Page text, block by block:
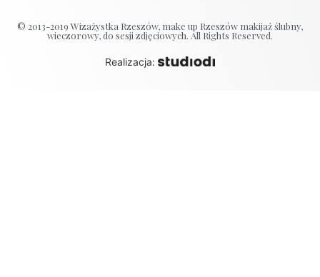
© 2013-2019 Wizażystka Rzeszów, make up Rzeszów makijaż ślubny,
wieczorowy, do sesji zdjęciowych. All Rights Reserved.
Realizacja: